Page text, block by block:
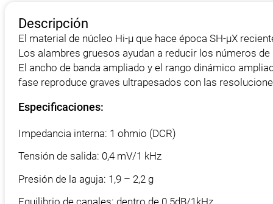
Descripción
El material de núcleo Hi-µ que hace época SH-µX
Los alambres gruesos ayudan a reducir los números
El ancho de banda ampliado y el rango dinámico
fase reproduce graves ultrapesados con las
Especificaciones:
Impedancia interna: 1 ohmio (DCR)
Tensión de salida: 0,4 mV/1 kHz
Presión de la aguja: 1,9 – 2,2 g